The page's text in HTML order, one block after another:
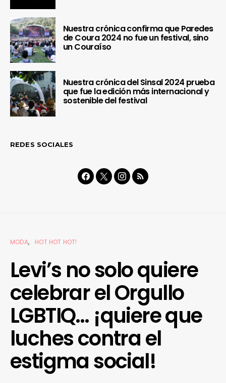
Nuestra crónica confirma que Paredes
de Coura 2024 no fue un festival, sino
un Couraíso
Nuestra crónica del Sinsal 2024 prueba
que fue la edición más internacional y
sostenible del festival
REDES SOCIALES
MODA HOT HOT HOT!
Levi’s no solo quiere
celebrar el Orgullo
LGBTIQ… ¡quiere que
luches contra el
estigma social!